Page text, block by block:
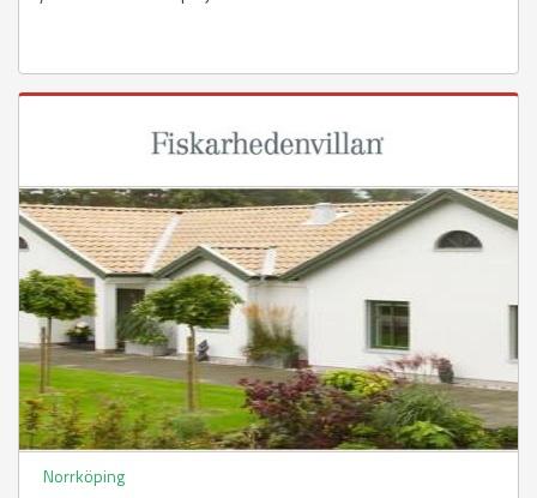
Norrköping